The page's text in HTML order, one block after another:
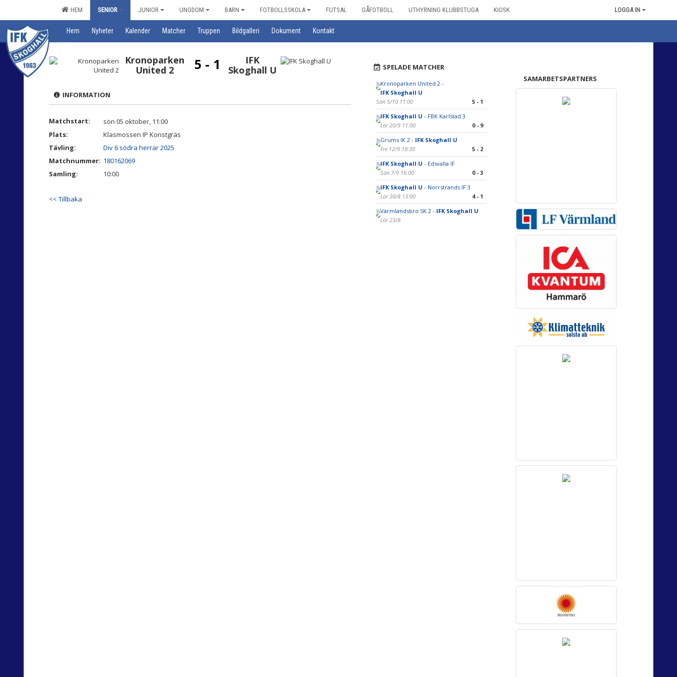
HEM SENIOR JUNIOR UNGDOM BARN FOTBOLLSSKOLA FUTSAL GÅFOTBOLL UTHYRNING KLUBBSTUGA KIOSK LOGGA IN
Hem Nyheter Kalender Matcher Truppen Bildgalleri Dokument Kontakt
Kronoparken
United 2
5 - 1
IFK
Skoghall U
INFORMATION
Matchstart:
sön 05 oktober, 11:00
Plats:
Klasmossen IP Konstgräs
Tävling:
Div 6 södra herrar 2025
Matchnummer: 180162069
Samling:
10:00
<< Tillbaka
SPELADE MATCHER
Kronoparken United 2 -
IFK Skoghall U
Sön 5/10 11:00
5 - 1
IFK Skoghall U - FBK Karlstad 3
Lör 20/9 11:00
0 - 9
Grums IK 2 - IFK Skoghall U
Fre 12/9 18:30
5 - 2
IFK Skoghall U - Edsvalla IF
Sön 7/9 16:00
0 - 3
IFK Skoghall U - Norrstrands IF 3
Lör 30/8 13:00
4 - 1
Värmlandsbro SK 2 - IFK Skoghall U
Lör 23/8
SAMARBETSPARTNERS